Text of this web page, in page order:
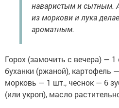
наваристым и сытным.
из моркови и лука
ароматным.
Горох (замочить с вечера) —
буханки (ржаной), картофель
морковь — 1 шт., чеснок — 6
(или укроп), масло